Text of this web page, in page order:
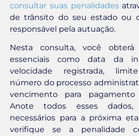
consultar suas penalidades
de trânsito do seu estado ou
responsável pela autuação.
Nesta consulta, você obterá
essenciais como data da
velocidade registrada,
número do processo
vencimento para
Anote todos esses dados,
necessários para a próxima
verifique se a penalidade